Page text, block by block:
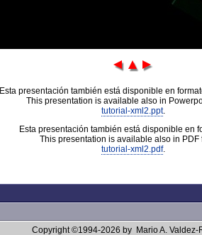
Esta presentación también está disponible en
This presentation is available also in
tutorial-xml2.ppt.
Esta presentación también está disponible en
This presentation is available also in PDF
tutorial-xml2.pdf.
Copyright ©1994-2026 by Mario A. Valdez-